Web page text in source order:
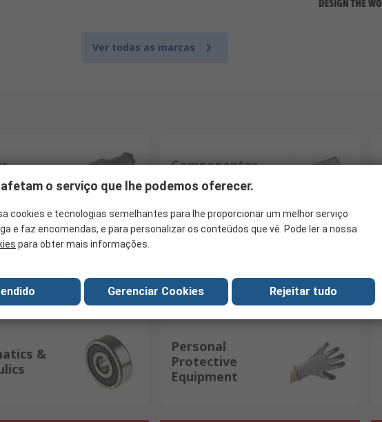
Ver todas as marcas
Componentes
Passivos
&
Personal
Protective
Equipment
o serviço que lhe podemos oferecer.
cookies e tecnologias semelhantes para lhe proporcionar um melhor serviço
e faz encomendas, e para personalizar os conteúdos que vê. Pode ler a nossa
para obter mais informações.
Gerenciar Cookies Rejeitar tudo